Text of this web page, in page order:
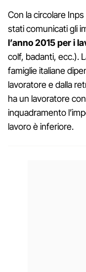
Con la circolare
stati comunicati gli
l’anno 2015 per i
colf, badanti, ecc.).
famiglie italiane
lavoratore e dalla
ha un lavoratore
inquadramento
lavoro è inferiore.